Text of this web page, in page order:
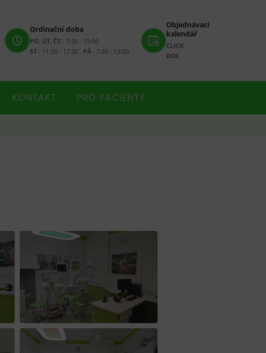
Ordinační doba
PO, ÚT, ČT- 7:30 - 15:00
ST- 11:30 - 17:30 , PÁ- 7:30 - 13:00
Objednávací
kalendář
CLICK
DOC
KONTAKT PRO PACIENTY